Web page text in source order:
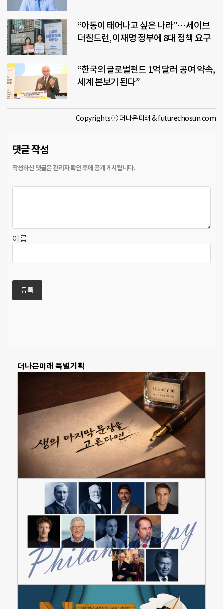
“아동이 태어나고 싶은 나라”…세이브
더칠드런, 이재명 정부에 8대 정책 요구
“한국의 글로벌펀드 1억 달러 공여 약속,
세계 본보기 된다”
Copyrights ⓒ 더나은미래 & futurechosun.com
댓글 작성
이름
더나은미래 특별기획